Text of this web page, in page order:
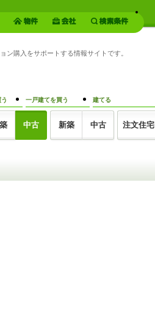
ン購入をサポートする情報サイトです。
中古
一戸建てを買う
新築 中古
建てる
注文住宅